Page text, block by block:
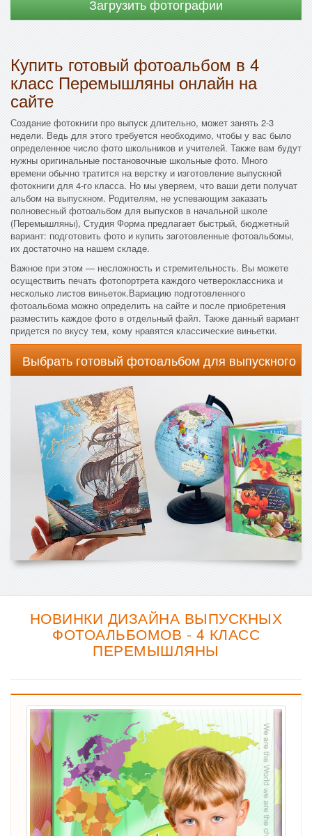
Загрузить фотографии
Купить готовый фотоальбом в 4
класс Перемышляны онлайн на
сайте
Создание фотокниги про выпуск длительно, может занять 2-3
недели. Ведь для этого требуется необходимо, чтобы у вас было
определенное число фото школьников и учителей. Также вам будут
нужны оригинальные постановочные школьные фото. Много
времени обычно тратится на верстку и изготовление выпускной
фотокниги для 4-го класса. Но мы уверяем, что ваши дети получат
альбом на выпускном. Родителям, не успевающим заказать
полновесный фотоальбом для выпусков в начальной школе
(Перемышляны), Студия Форма предлагает быстрый, бюджетный
вариант: подготовить фото и купить заготовленные фотоальбомы,
их достаточно на нашем складе.
Важное при этом — несложность и стремительность. Вы можете
осуществить печать фотопортрета каждого четвероклассника и
несколько листов виньеток.Вариацию подготовленного
фотоальбома можно определить на сайте и после приобретения
разместить каждое фото в отдельный файл. Также данный вариант
придется по вкусу тем, кому нравятся классические виньетки.
Выбрать готовый фотоальбом для выпускного
НОВИНКИ ДИЗАЙНА ВЫПУСКНЫХ
ФОТОАЛЬБОМОВ - 4 КЛАСС
ПЕРЕМЫШЛЯНЫ